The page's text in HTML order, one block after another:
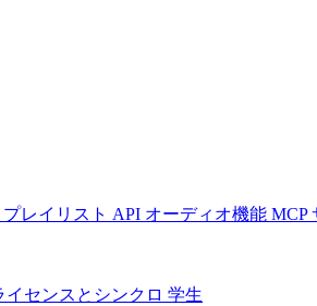
プレイリスト API オーディオ機能 MCP
イセンスとシンクロ 学生